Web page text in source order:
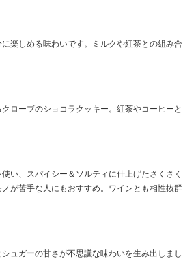
楽しめる味わいです。ミルクや紅茶との組み合
ローブのショコラクッキー。紅茶やコーヒーと
い、スパイシー＆ソルティに仕上げたさくさく
が苦手な人にもおすすめ。ワインとも相性抜群
ュガーの甘さが不思議な味わいを生み出しまし